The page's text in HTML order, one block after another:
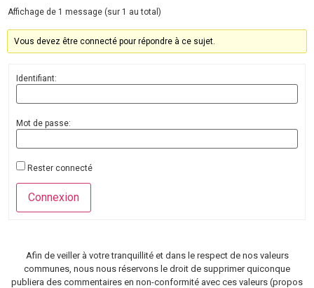
Affichage de 1 message (sur 1 au total)
Vous devez être connecté pour répondre à ce sujet.
Identifiant:
Mot de passe:
Rester connecté
Connexion
Afin de veiller à votre tranquillité et dans le respect de nos valeurs
communes, nous nous réservons le droit de supprimer quiconque
publiera des commentaires en non-conformité avec ces valeurs (propos